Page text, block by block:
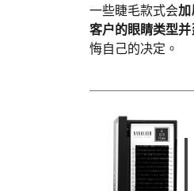
一些睫毛款式会加
客户的眼睛类型
悔自己的决定。